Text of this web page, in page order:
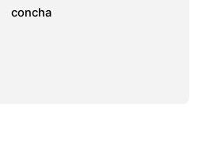
concha